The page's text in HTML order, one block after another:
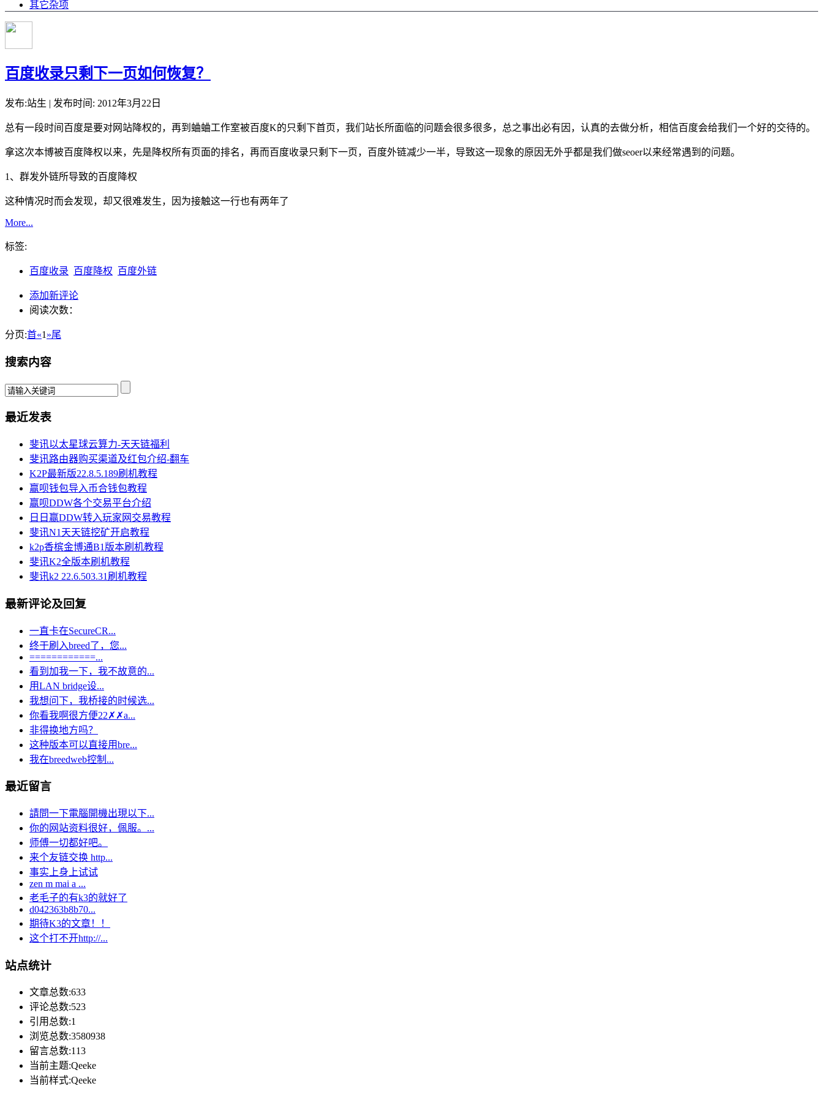
其它杂项
百度收录只剩下一页如何恢复？
发布:站生 | 发布时间: 2012年3月22日
总有一段时间百度是要对网站降权的，再到蛐蛐工作室被百度K的只剩下首页，我们站长所面临的问题会很多很多，总之事出必有因，认真的去做分析，相信百度会给我们一个好的交待的。
拿这次本博被百度降权以来，先是降权所有页面的排名，再而百度收录只剩下一页，百度外链减少一半，导致这一现象的原因无外乎都是我们做seoer以来经常遇到的问题。
1、群发外链所导致的百度降权
这种情况时而会发现，却又很难发生，因为接触这一行也有两年了
More...
标签:
百度收录 百度降权 百度外链
添加新评论
阅读次数：
分页:首«1 »尾
搜索内容
最近发表
斐讯以太星球云算力-天天链福利
斐讯路由器购买渠道及红包介绍-翻车
K2P最新版22.8.5.189刷机教程
赢呗钱包导入币合钱包教程
赢呗DDW各个交易平台介绍
日日赢DDW转入玩家网交易教程
斐讯N1天天链挖矿开启教程
k2p香槟金博通B1版本刷机教程
斐讯K2全版本刷机教程
斐讯k2 22.6.503.31刷机教程
最新评论及回复
一直卡在SecureCR...
终于刷入breed了，您...
============...
看到加我一下，我不故意的...
用LAN bridge设...
我想问下，我桥接的时候选...
你看我啊很方便22✗✗a...
非得换地方吗？
这种版本可以直接用bre...
我在breedweb控制...
最近留言
請問一下電腦開機出現以下...
你的网站资料很好，佩服。...
师傅一切都好吧。
来个友链交换 http...
事实上身上试试
zen m mai a ...
老毛子的有k3的就好了
d042363b8b70...
期待K3的文章！！
这个打不开http://...
站点统计
文章总数:633
评论总数:523
引用总数:1
浏览总数:3580938
留言总数:113
当前主题:Qeeke
当前样式:Qeeke